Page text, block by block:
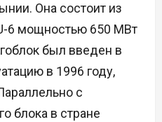
Она состоит из
6 мощностью 650 МВт
был введен в
в 1996 году,
с
блока в стране